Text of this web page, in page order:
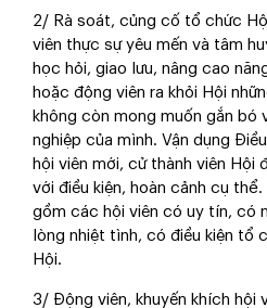
2/ Rà soát, củng cố tổ chức
viên thực sự yêu mến và tâm
học hỏi, giao lưu, nâng cao
hoặc động viên ra khỏi Hội
không còn mong muốn gắn bó
nghiệp của mình. Vận dụng
hội viên mới, cử thành viên Hội
với điều kiện, hoàn cảnh cụ thể.
gồm các hội viên có uy tín, có
lòng nhiệt tình, có điều kiện tổ
Hội.
3/ Động viên, khuyến khích hội